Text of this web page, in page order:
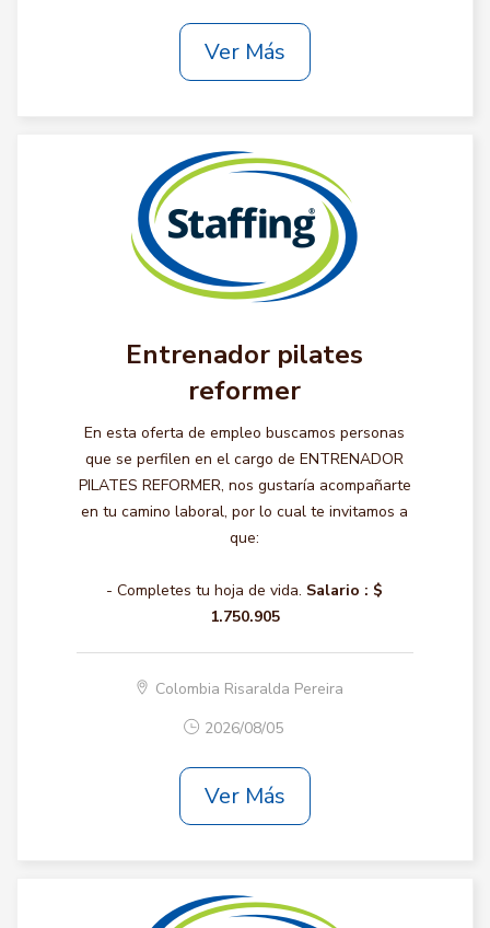
Ver Más
Entrenador pilates
reformer
En esta oferta de empleo buscamos personas
que se perfilen en el cargo de ENTRENADOR
PILATES REFORMER, nos gustaría acompañarte
en tu camino laboral, por lo cual te invitamos a
que:
- Completes tu hoja de vida. Salario : $
1.750.905
Colombia Risaralda Pereira
2026/08/05
Ver Más